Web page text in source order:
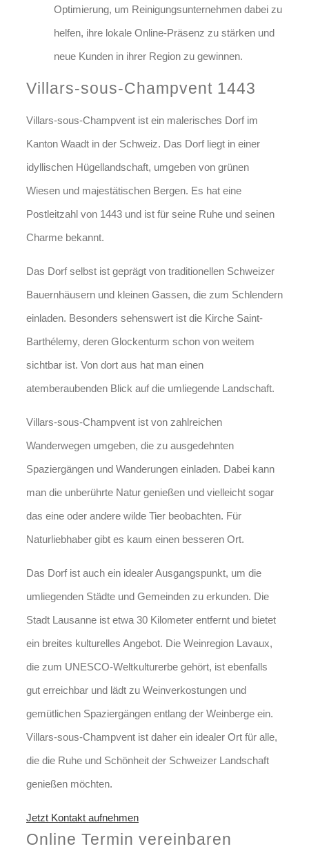
Optimierung, um Reinigungsunternehmen dabei zu
helfen, ihre lokale Online-Präsenz zu stärken und
neue Kunden in ihrer Region zu gewinnen.
Villars-sous-Champvent 1443
Villars-sous-Champvent ist ein malerisches Dorf im
Kanton Waadt in der Schweiz. Das Dorf liegt in einer
idyllischen Hügellandschaft, umgeben von grünen
Wiesen und majestätischen Bergen. Es hat eine
Postleitzahl von 1443 und ist für seine Ruhe und seinen
Charme bekannt.
Das Dorf selbst ist geprägt von traditionellen Schweizer
Bauernhäusern und kleinen Gassen, die zum Schlendern
einladen. Besonders sehenswert ist die Kirche Saint-
Barthélemy, deren Glockenturm schon von weitem
sichtbar ist. Von dort aus hat man einen
atemberaubenden Blick auf die umliegende Landschaft.
Villars-sous-Champvent ist von zahlreichen
Wanderwegen umgeben, die zu ausgedehnten
Spaziergängen und Wanderungen einladen. Dabei kann
man die unberührte Natur genießen und vielleicht sogar
das eine oder andere wilde Tier beobachten. Für
Naturliebhaber gibt es kaum einen besseren Ort.
Das Dorf ist auch ein idealer Ausgangspunkt, um die
umliegenden Städte und Gemeinden zu erkunden. Die
Stadt Lausanne ist etwa 30 Kilometer entfernt und bietet
ein breites kulturelles Angebot. Die Weinregion Lavaux,
die zum UNESCO-Weltkulturerbe gehört, ist ebenfalls
gut erreichbar und lädt zu Weinverkostungen und
gemütlichen Spaziergängen entlang der Weinberge ein.
Villars-sous-Champvent ist daher ein idealer Ort für alle,
die die Ruhe und Schönheit der Schweizer Landschaft
genießen möchten.
Jetzt Kontakt aufnehmen
Online Termin vereinbaren